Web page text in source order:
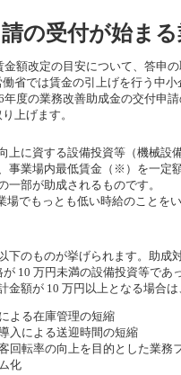
の受付が始ま
額改定の目安について、答申
省では賃金の引上げを行う中
度の業務改善助成金の交付申
上げます。
上に資する設備投資等（機械設
事業場内最低賃金（※）を一定
部が助成されるものです。
でもっとも低い時給のことを
のものが挙げられます。助成
10 万円未満の設備投資等であ
金額が 10 万円以上となる場合
よる在庫管理の短縮
入による送迎時間の短縮
回転率の向上を目的とした業務
化